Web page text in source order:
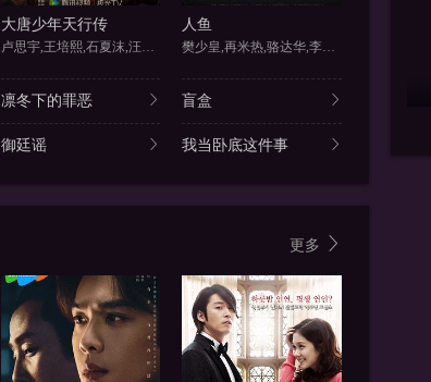
大唐少年天行传
卢思宇,王培熙,石夏沫,汪轩宇
人鱼
樊少皇,再米热,骆达华,李若希
凛冬下的罪恶 盲盒
御廷谣 我当卧底这件事
更多